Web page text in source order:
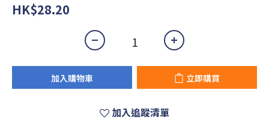
HK$28.20
加入購物車 立即購買
加入追蹤清單